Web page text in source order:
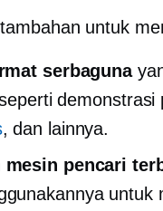
untuk
serbaguna
, dan lainnya.
mesin pencari
untuk